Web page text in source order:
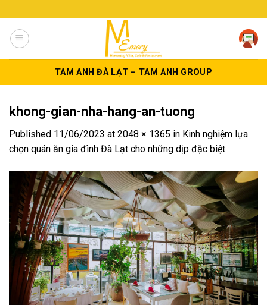
to
content
TAM ANH ĐÀ LẠT – TAM ANH GROUP
khong-gian-nha-hang-an-tuong
Published 11/06/2023 at 2048 × 1365 in Kinh nghiệm lựa
chọn quán ăn gia đình Đà Lạt cho những dịp đặc biệt